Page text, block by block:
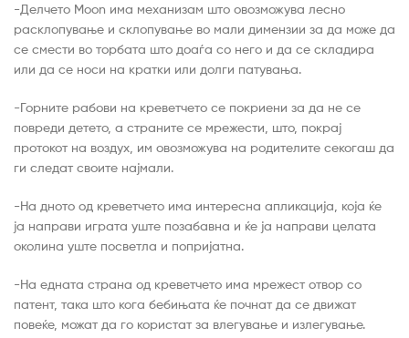
-Делчето Moon има механизам што овозможува лесно
расклопување и склопување во мали димензии за да може да
се смести во торбата што доаѓа со него и да се складира
или да се носи на кратки или долги патувања.
-Горните рабови на креветчето се покриени за да не се
повреди детето, а страните се мрежести, што, покрај
протокот на воздух, им овозможува на родителите секогаш да
ги следат своите најмали.
-На дното од креветчето има интересна апликација, која ќе
ја направи играта уште позабавна и ќе ја направи целата
околина уште посветла и попријатна.
-На едната страна од креветчето има мрежест отвор со
патент, така што кога бебињата ќе почнат да се движат
повеќе, можат да го користат за влегување и излегување.